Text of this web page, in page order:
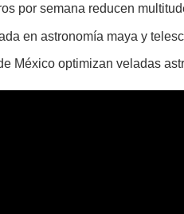
por semana reducen
en astronomía maya y
México optimizan veladas